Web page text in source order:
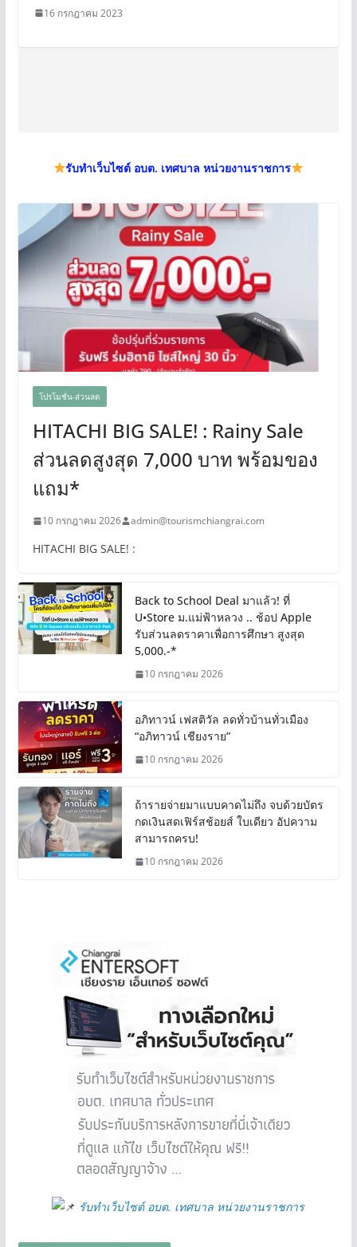
16 กรกฎาคม 2023
รับทำเว็บไซต์ อบต. เทศบาล หน่วยงานราชการ
โปรโมชั่น-ส่วนลด
HITACHI BIG SALE! : Rainy Sale
ส่วนลดสูงสุด 7,000 บาท พร้อมของ
แถม*
10 กรกฎาคม 2026 admin@tourismchiangrai.com
HITACHI BIG SALE! :
Back to School Deal มาแล้ว! ที่
U•Store ม.แม่ฟ้าหลวง .. ช้อป Apple
รับส่วนลดราคาเพื่อการศึกษา สูงสุด
5,000.-*
10 กรกฎาคม 2026
อภิทาวน์ เฟสติวัล ลดทั่วบ้านทั่วเมือง
“อภิทาวน์ เชียงราย”
10 กรกฎาคม 2026
ถ้ารายจ่ายมาแบบคาดไม่ถึง จบด้วยบัตร
กดเงินสดเฟิร์สช้อยส์ ใบเดียว อัปความ
สามารถครบ!
10 กรกฎาคม 2026
รับทำเว็บไซต์ อบต. เทศบาล หน่วยงานราชการ